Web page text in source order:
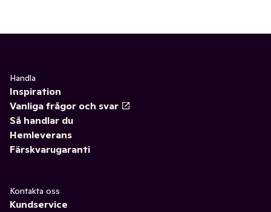
Handla
Inspiration
Vanliga frågor och svar
Så handlar du
Hemleverans
Färskvarugaranti
Kontakta oss
Kundservice